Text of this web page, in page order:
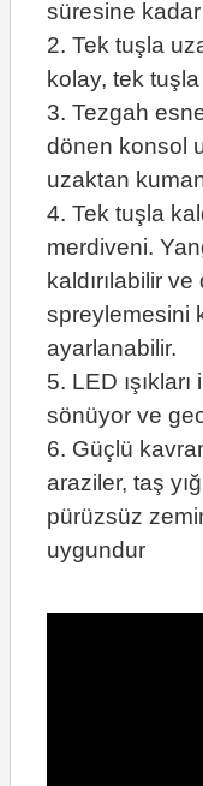
süresine kadar
2. Tek tuşla
kolay, tek
3. Tezgah
dönen konsol
uzaktan
4. Tek tuşla
merdiveni.
kaldırılabilir
spreylemesini
ayarlanabilir.
5. LED ışıkları
sönüyor ve
6. Güçlü
araziler, taş
pürüzsüz
uygundur